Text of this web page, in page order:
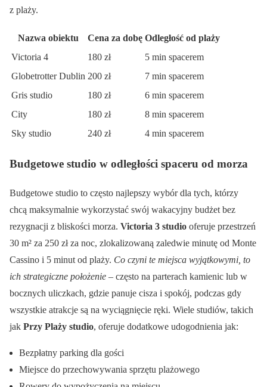
z plaży.
Nazwa obiektu Cena za dobę Odległość od plaży
Victoria 4
180 zł
5 min spacerem
Globetrotter Dublin 200 zł
7 min spacerem
Gris studio
180 zł
6 min spacerem
City
180 zł
8 min spacerem
Sky studio
240 zł 4 min spacerem
Budgetowe studio w odległości spaceru od morza
Budgetowe studio to często najlepszy wybór dla tych, którzy
chcą maksymalnie wykorzystać swój wakacyjny budżet bez
rezygnacji z bliskości morza. Victoria 3 studio oferuje przestrzeń
30 m² za 250 zł za noc, zlokalizowaną zaledwie minutę od Monte
Cassino i 5 minut od plaży. Co czyni te miejsca wyjątkowymi, to
ich strategiczne położenie – często na parterach kamienic lub w
bocznych uliczkach, gdzie panuje cisza i spokój, podczas gdy
wszystkie atrakcje są na wyciągnięcie ręki. Wiele studiów, takich
jak Przy Plaży studio, oferuje dodatkowe udogodnienia jak:
Bezpłatny parking dla gości
Miejsce do przechowywania sprzętu plażowego